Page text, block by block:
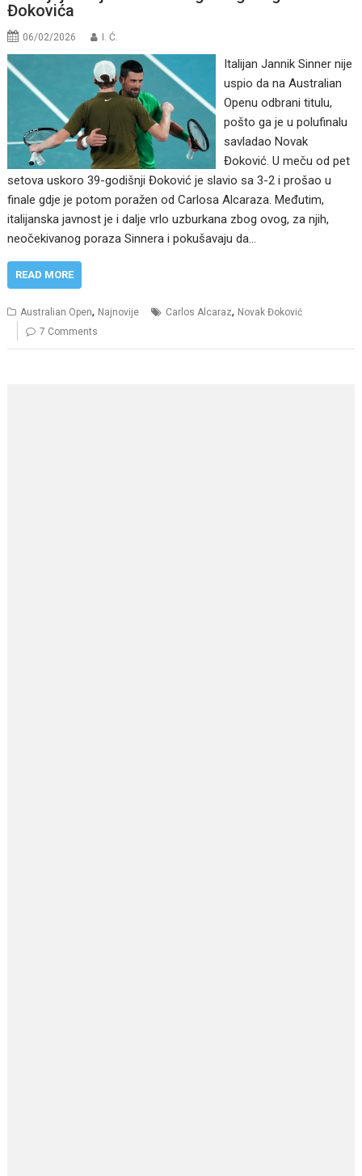
Đokovića
06/02/2026 I. Ć.
Italijan Jannik Sinner nije
uspio da na Australian
Openu odbrani titulu,
pošto ga je u polufinalu
savladao Novak
Đoković. U meču od pet
setova uskoro 39-godišnji Đoković je slavio sa 3-2 i prošao u
finale gdje je potom poražen od Carlosa Alcaraza. Međutim,
italijanska javnost je i dalje vrlo uzburkana zbog ovog, za njih,
neočekivanog poraza Sinnera i pokušavaju da…
READ MORE
Australian Open, Najnovije Carlos Alcaraz, Novak Đoković
7 Comments